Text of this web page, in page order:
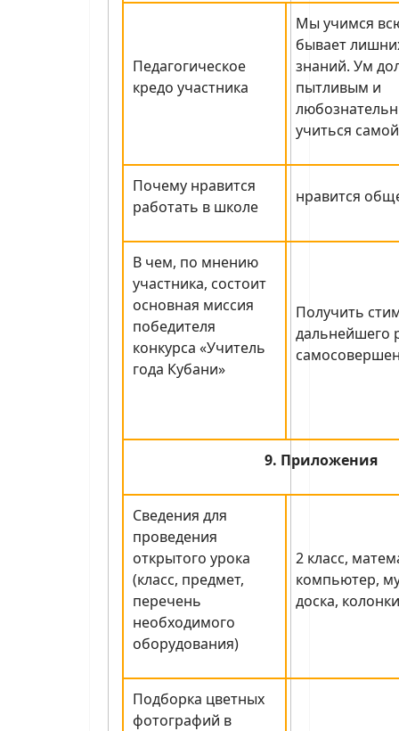
Педагогическое
кредо участника
Мы учимся
бывает
знаний. Ум
пытливым и
учиться
Почему нравится
работать в школе
нравится
В чем, по мнению
участника, состоит
основная миссия
победителя
конкурса «Учитель
года Кубани»
Получить
дальнейшего
9. Приложения
Сведения для
проведения
открытого урока
(класс, предмет,
перечень
необходимого
оборудования)
2 класс,
компьютер,
доска,
Подборка цветных
фотографий в